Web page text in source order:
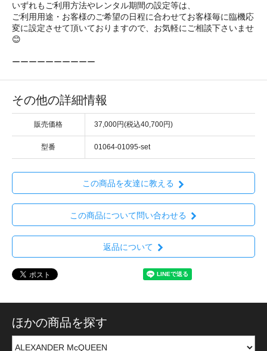
いずれもご利用方法やレンタル期間の設定等は、
ご利用用途・お客様のご希望の日程に合わせてお客様毎に臨機応
変に設定させて頂いておりますので、お気軽にご相談下さいませ
😊
ーーーーーーーーーー
その他の詳細情報
販売価格 37,000円(税込40,700円)
型番 01064-01095-set
この商品を友達に教える
この商品について問い合わせる
返品について
ほかの商品を探す